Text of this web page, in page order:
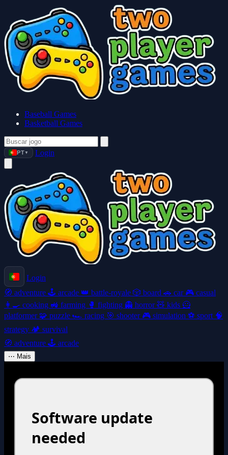
Baseball Games
Basketball Games
PT ▼ Login
Login
🧭 adventure 🕹️ arcade 👑 battle-royale 🎲 board 🚗 car 🎮 casual
👩‍🍳 cooking 🚜 farming 🥊 fighting 👻 horror🧸 kids 🦸
platformer 🧩 puzzle 🏎️ racing 🎯 shooter 🎮 simulation ⚽ sport 🧠
strategy 🏕️ survival
🧭 adventure 🕹️ arcade
⋯ Mais